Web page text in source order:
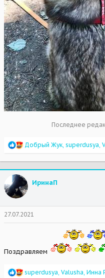
Последнее
R
a
c
t
i
o
s
:
Добрый Жук, superdusya,
ИринаП
27.07.2021
Поздравляем
R
superdusya Valusha Инна